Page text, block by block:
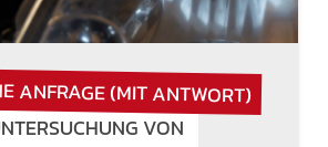
ANFRAGE (MIT ANTWORT)
VON